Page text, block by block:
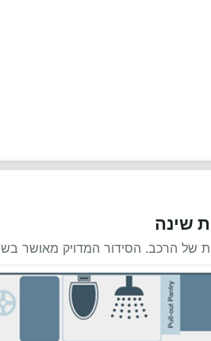
שינה
של הרכב. הסידור המדויק מאושר